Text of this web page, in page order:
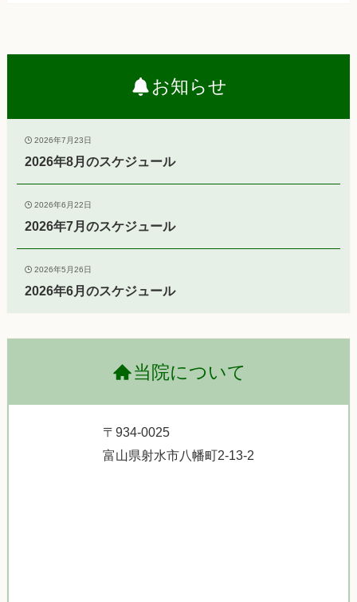
お知らせ
2026年7月23日
2026年8月のスケジュール
2026年6月22日
2026年7月のスケジュール
2026年5月26日
2026年6月のスケジュール
当院について
〒934-0025
富山県射水市八幡町2-13-2